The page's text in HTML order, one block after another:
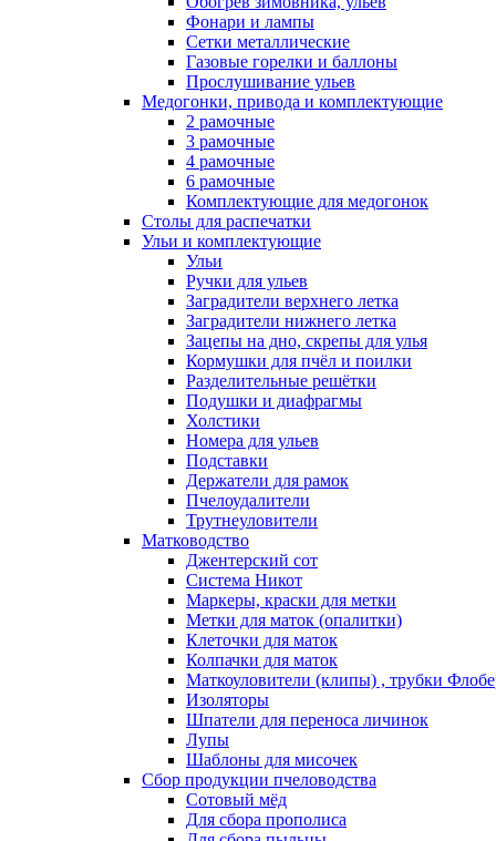
Фонари и лампы
Сетки металлические
Газовые горелки и баллоны
Прослушивание ульев
Медогонки, привода и комплектующие
2 рамочные
3 рамочные
4 рамочные
6 рамочные
Комплектующие для медогонок
Столы для распечатки
Ульи и комплектующие
Ульи
Ручки для ульев
Заградители верхнего летка
Заградители нижнего летка
Зацепы на дно, скрепы для улья
Кормушки для пчёл и поилки
Разделительные решётки
Подушки и диафрагмы
Холстики
Номера для ульев
Подставки
Держатели для рамок
Пчелоудалители
Трутнеуловители
Матководство
Джентерский сот
Система Никот
Маркеры, краски для метки
Метки для маток (опалитки)
Клеточки для маток
Колпачки для маток
Маткоуловители (клипы) , трубки
Изоляторы
Шпатели для переноса личинок
Лупы
Шаблоны для мисочек
Сбор продукции пчеловодства
Сотовый мёд
Для сбора прополиса